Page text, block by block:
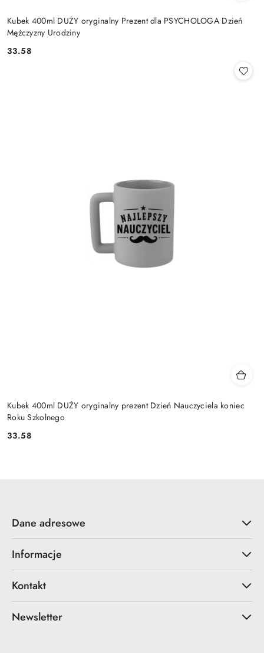
Kubek 400ml DUŻY oryginalny Prezent dla PSYCHOLOGA Dzień
Mężczyzny Urodziny
Cena:
33.58
Kubek 400ml DUŻY oryginalny prezent Dzień Nauczyciela koniec
Roku Szkolnego
Cena:
33.58
Dane adresowe
Informacje
Kontakt
Newsletter